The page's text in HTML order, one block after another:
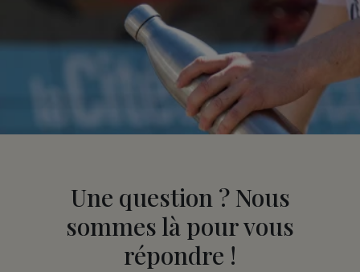
Une question ? Nous
sommes là pour vous
répondre !